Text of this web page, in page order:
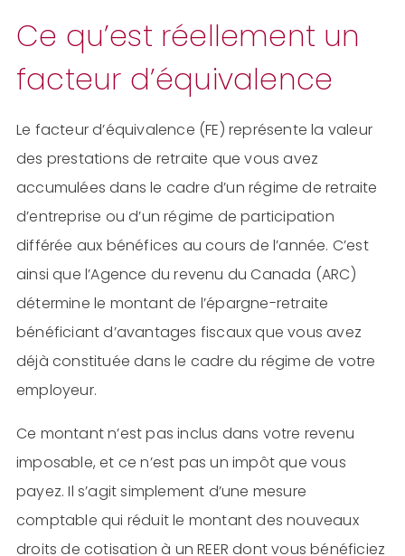
Ce qu’est réellement un
facteur d’équivalence
Le facteur d’équivalence (FE) représente la valeur
des prestations de retraite que vous avez
accumulées dans le cadre d’un régime de retraite
d’entreprise ou d’un régime de participation
différée aux bénéfices au cours de l’année. C’est
ainsi que l’Agence du revenu du Canada (ARC)
détermine le montant de l’épargne-retraite
bénéficiant d’avantages fiscaux que vous avez
déjà constituée dans le cadre du régime de votre
employeur.
Ce montant n’est pas inclus dans votre revenu
imposable, et ce n’est pas un impôt que vous
payez. Il s’agit simplement d’une mesure
comptable qui réduit le montant des nouveaux
droits de cotisation à un REER dont vous bénéficiez